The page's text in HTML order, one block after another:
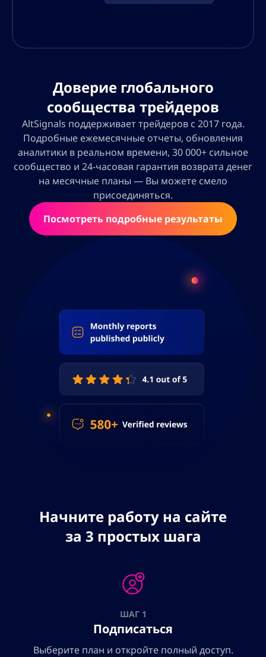
Доверие глобального
сообщества трейдеров
AltSignals поддерживает трейдеров с 2017 года.
Подробные ежемесячные отчеты, обновления
аналитики в реальном времени, 30 000+ сильное
сообщество и 24-часовая гарантия возврата денег
на месячные планы — Вы можете смело
присоединяться.
Посмотреть подробные результаты
Начните работу на сайте
за 3 простых шага
ШАГ 1
Подписаться
Выберите план и откройте полный доступ.